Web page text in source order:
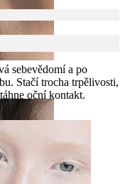
sebevědomí a po
Stačí trocha trpělivosti,
oční kontakt.